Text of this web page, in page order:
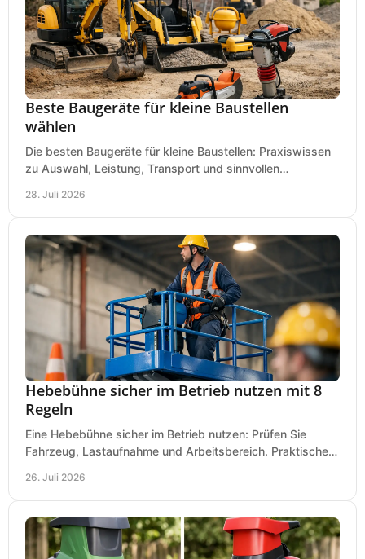
Beste Baugeräte für kleine Baustellen
wählen
Die besten Baugeräte für kleine Baustellen: Praxiswissen
zu Auswahl, Leistung, Transport und sinnvollen
28. Juli 2026
Hebebühne sicher im Betrieb nutzen mit 8
Regeln
Eine Hebebühne sicher im Betrieb nutzen: Prüfen Sie
Fahrzeug, Lastaufnahme und Arbeitsbereich. Praktische
26. Juli 2026